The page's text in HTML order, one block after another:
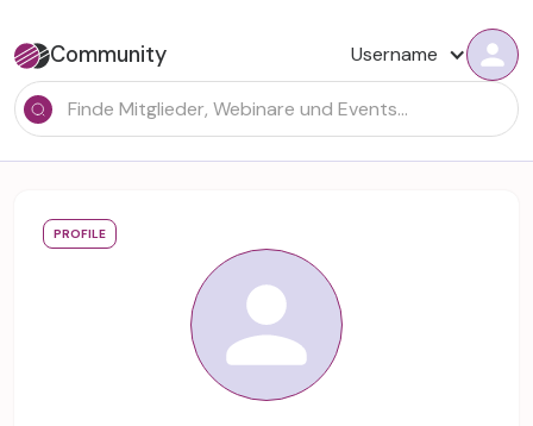
Community Username
PROFILE